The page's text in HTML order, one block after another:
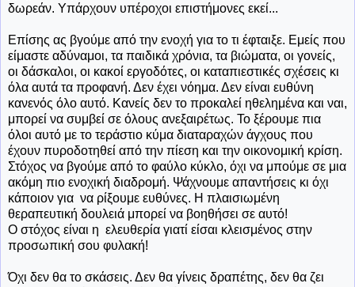
δωρεάν. Υπάρχουν υπέροχοι επιστήμονες εκεί...
Επίσης ας βγούμε από την ενοχή για το τι έφταιξε. Εμείς που
είμαστε αδύναμοι, τα παιδικά χρόνια, τα βιώματα, οι γονείς,
οι δάσκαλοι, οι κακοί εργοδότες, οι καταπιεστικές σχέσεις κι
όλα αυτά τα προφανή. Δεν έχει νόημα. Δεν είναι ευθύνη
κανενός όλο αυτό. Κανείς δεν το προκαλεί ηθελημένα και ναι,
μπορεί να συμβεί σε όλους ανεξαιρέτως. Το ξέρουμε πια
όλοι αυτό με το τεράστιο κύμα διαταραχών άγχους που
έχουν πυροδοτηθεί από την πίεση και την οικονομική κρίση.
Στόχος να βγούμε από το φαύλο κύκλο, όχι να μπούμε σε μια
ακόμη πιο ενοχική διαδρομή. Ψάχνουμε απαντήσεις κι όχι
κάποιον για να ρίξουμε ευθύνες. Η πλαισιωμένη
θεραπευτική δουλειά μπορεί να βοηθήσει σε αυτό!
Ο στόχος είναι η ελευθερία γιατί είσαι κλεισμένος στην
προσωπική σου φυλακή!
Όχι δεν θα το σκάσεις. Δεν θα γίνεις δραπέτης, δεν θα ζει